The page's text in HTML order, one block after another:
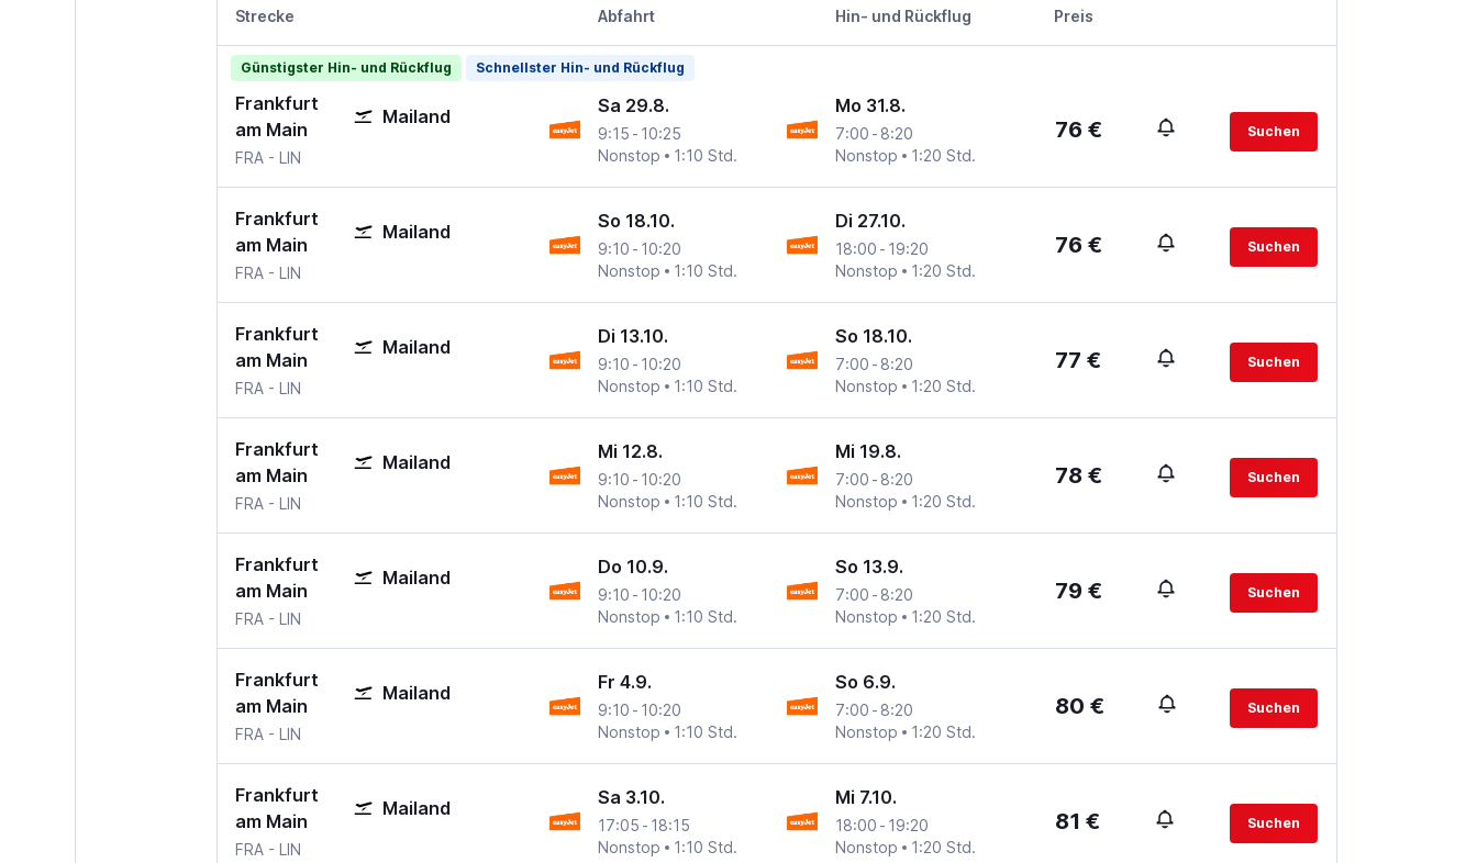
Strecke Abfahrt Hin- und Rückflug Preis
Günstigster Hin- und Rückflug Schnellster Hin- und Rückflug
Frankfurt
am Main
Mailand
FRA- LIN
Sa 29.8.
9:15 - 10:25
Nonstop
1:10 Std.
Mo 31.8.
7:00 - 8:20
Nonstop
1:20 Std.
76 € Suchen
Frankfurt
am Main
Mailand
FRA- LIN
So 18.10.
9:10 - 10:20
Nonstop
1:10 Std.
Di 27.10.
18:00 - 19:20
Nonstop
1:20 Std.
76 € Suchen
Frankfurt
am Main
Mailand
FRA- LIN
Di 13.10.
9:10 - 10:20
Nonstop
1:10 Std.
So 18.10.
7:00 - 8:20
Nonstop
1:20 Std.
77 € Suchen
Frankfurt
am Main
Mailand
FRA- LIN
Mi 12.8.
9:10 - 10:20
Nonstop
1:10 Std.
Mi 19.8.
7:00 - 8:20
Nonstop
1:20 Std.
78 € Suchen
Frankfurt
am Main
Mailand
FRA- LIN
Do 10.9.
9:10 - 10:20
Nonstop
1:10 Std.
So 13.9.
7:00 - 8:20
Nonstop
1:20 Std.
79 € Suchen
Frankfurt
am Main
Mailand
FRA- LIN
Fr 4.9.
9:10 - 10:20
Nonstop
1:10 Std.
So 6.9.
7:00 - 8:20
Nonstop
1:20 Std.
80 € Suchen
Frankfurt
am Main
Mailand
FRA- LIN
Sa 3.10.
17:05 - 18:15
Nonstop
1:10 Std.
Mi 7.10.
18:00 - 19:20
Nonstop
1:20 Std.
81 € Suchen